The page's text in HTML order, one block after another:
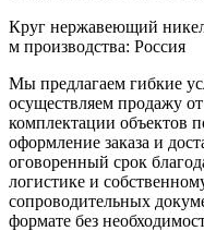
Круг нержавеющий
м производства: Россия
Мы предлагаем гибкие
осуществляем продажу
комплектации объектов
оформление заказа и
оговоренный срок
логистике и
сопроводительных
формате без